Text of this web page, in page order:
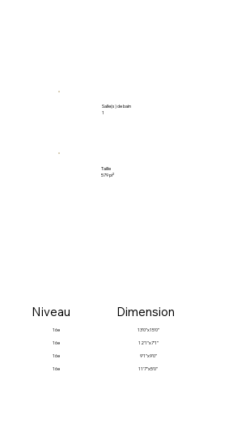
Salle(s) de bain
1
Taille
579 pi²
Niveau
16e
16e
16e
16e
Dimension
13’0”x15’0”
12’1”x7’1”
9’1”x9’0”
11’7”x5’0”